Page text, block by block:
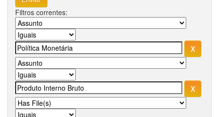
Filtros correntes: